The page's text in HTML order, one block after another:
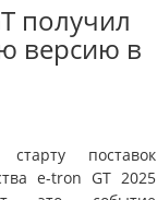
получил
версию в
поставок
e-tron GT 2025